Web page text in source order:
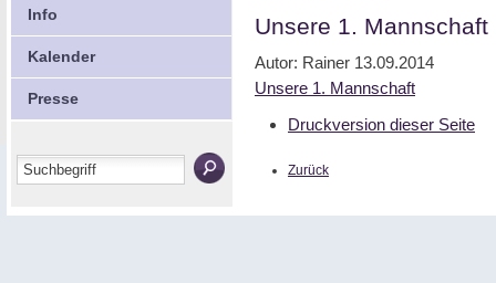
Info
Kalender
Presse
Unsere 1. Mannschaft
Autor: Rainer 13.09.2014
Unsere 1. Mannschaft
Druckversion dieser Seite
Zurück